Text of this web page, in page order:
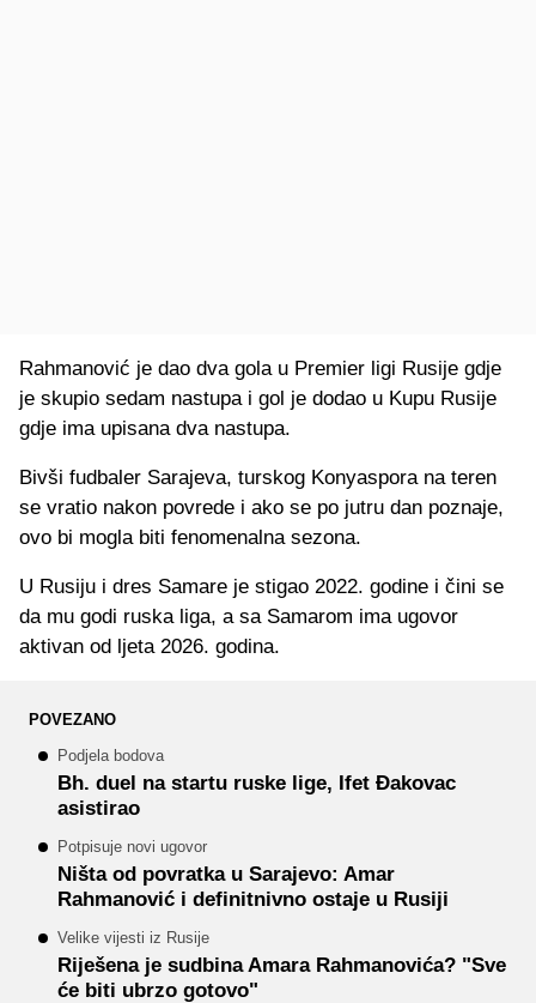
Rahmanović je dao dva gola u Premier ligi Rusije gdje
je skupio sedam nastupa i gol je dodao u Kupu Rusije
gdje ima upisana dva nastupa.
Bivši fudbaler Sarajeva, turskog Konyaspora na teren
se vratio nakon povrede i ako se po jutru dan poznaje,
ovo bi mogla biti fenomenalna sezona.
U Rusiju i dres Samare je stigao 2022. godine i čini se
da mu godi ruska liga, a sa Samarom ima ugovor
aktivan od ljeta 2026. godina.
POVEZANO
Podjela bodova
Bh. duel na startu ruske lige, Ifet Đakovac
asistirao
Potpisuje novi ugovor
Ništa od povratka u Sarajevo: Amar
Rahmanović i definitnivno ostaje u Rusiji
Velike vijesti iz Rusije
Riješena je sudbina Amara Rahmanovića? "Sve
će biti ubrzo gotovo"